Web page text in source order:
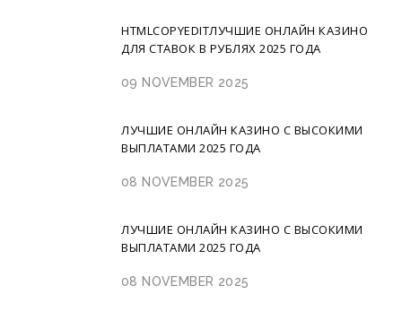
HTMLCOPYEDITЛУЧШИЕ ОНЛАЙН КАЗИНО
ДЛЯ СТАВОК В РУБЛЯХ 2025 ГОДА
09 NOVEMBER 2025
ЛУЧШИЕ ОНЛАЙН КАЗИНО С ВЫСОКИМИ
ВЫПЛАТАМИ 2025 ГОДА
08 NOVEMBER 2025
ЛУЧШИЕ ОНЛАЙН КАЗИНО С ВЫСОКИМИ
ВЫПЛАТАМИ 2025 ГОДА
08 NOVEMBER 2025